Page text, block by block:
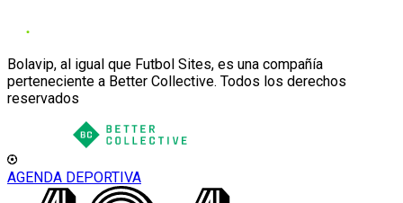
Bolavip, al igual que Futbol Sites, es una compañía
perteneciente a Better Collective. Todos los derechos
reservados
AGENDA DEPORTIVA